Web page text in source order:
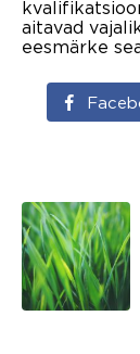
aitavad
eesmärke